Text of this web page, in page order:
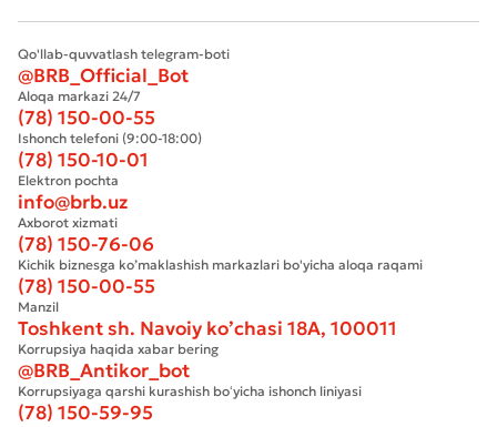
Qo'llab-quvvatlash telegram-boti
@BRB_Official_Bot
Aloqa markazi 24/7
(78) 150-00-55
Ishonch telefoni (9:00-18:00)
(78) 150-10-01
Elektron pochta
info@brb.uz
Axborot xizmati
(78) 150-76-06
Kichik biznesga ko’maklashish markazlari bo'yicha aloqa raqami
(78) 150-00-55
Manzil
Toshkent sh. Navoiy ko’chasi 18А, 100011
Korrupsiya haqida xabar bering
@BRB_Antikor_bot
Korrupsiyaga qarshi kurashish boʻyicha ishonch liniyasi
(78) 150-59-95